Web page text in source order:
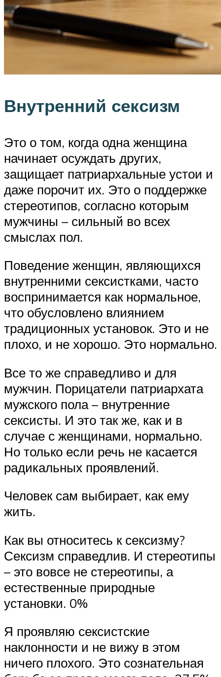
Внутренний сексизм
Это о том, когда одна женщина
начинает осуждать других,
защищает патриархальные устои и
даже порочит их. Это о поддержке
стереотипов, согласно которым
мужчины – сильный во всех
смыслах пол.
Поведение женщин, являющихся
внутренними сексистками, часто
воспринимается как нормальное,
что обусловлено влиянием
традиционных установок. Это и не
плохо, и не хорошо. Это нормально.
Все то же справедливо и для
мужчин. Порицатели патриархата
мужского пола – внутренние
сексисты. И это так же, как и в
случае с женщинами, нормально.
Но только если речь не касается
радикальных проявлений.
Человек сам выбирает, как ему
жить.
Как вы относитесь к сексизму?
Сексизм справедлив. И стереотипы
– это вовсе не стереотипы, а
естественные природные
установки. 0%
Я проявляю сексистские
наклонности и не вижу в этом
ничего плохого. Это сознательная